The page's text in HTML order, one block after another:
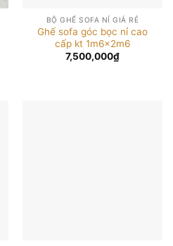
BỘ GHẾ SOFA NỈ GIÁ RẺ
Ghế sofa góc bọc nỉ cao
cấp kt 1m6x2m6
7,500,000₫